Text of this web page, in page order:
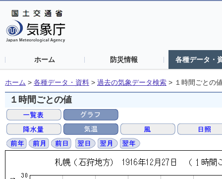
ホーム 防災情報 各種データ・
ホーム > 各種データ・資料 > 過去の気象データ検索 > １時間ごとの
１時間ごとの値